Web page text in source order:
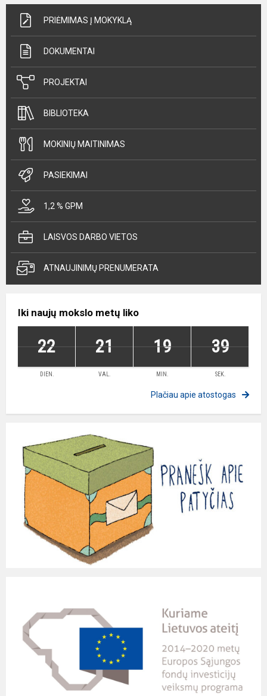
PRIĖMIMAS Į MOKYKLĄ
DOKUMENTAI
PROJEKTAI
BIBLIOTEKA
MOKINIŲ MAITINIMAS
PASIEKIMAI
1,2 % GPM
LAISVOS DARBO VIETOS
ATNAUJINIMŲ PRENUMERATA
Iki naujų mokslo metų liko
22 21 19 38
DIEN. VAL. MIN. SEK.
Plačiau apie atostogas